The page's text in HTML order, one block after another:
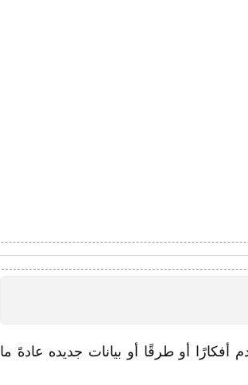
أفکارًا أو طرقًا أو بیانات جدیده عادهً ما